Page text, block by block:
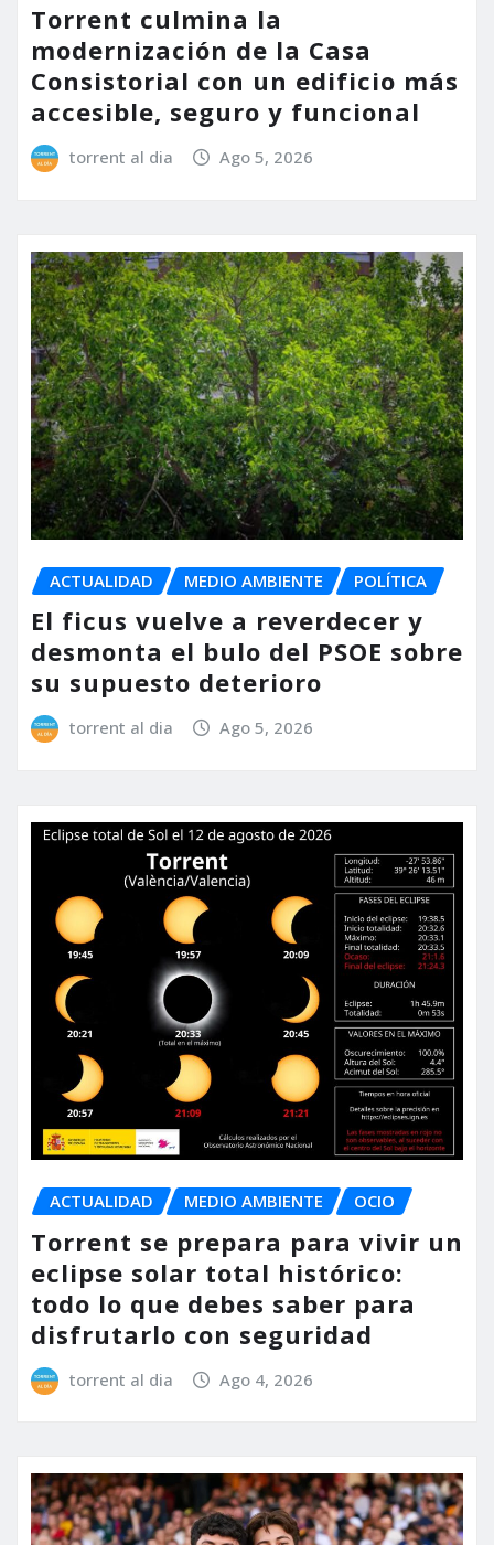
Torrent culmina la
modernización de la Casa
Consistorial con un edificio más
accesible, seguro y funcional
torrent al dia Ago 5, 2026
ACTUALIDAD MEDIO AMBIENTE POLÍTICA
El ficus vuelve a reverdecer y
desmonta el bulo del PSOE sobre
su supuesto deterioro
torrent al dia Ago 5, 2026
ACTUALIDAD MEDIO AMBIENTE OCIO
Torrent se prepara para vivir un
eclipse solar total histórico:
todo lo que debes saber para
disfrutarlo con seguridad
torrent al dia Ago 4, 2026